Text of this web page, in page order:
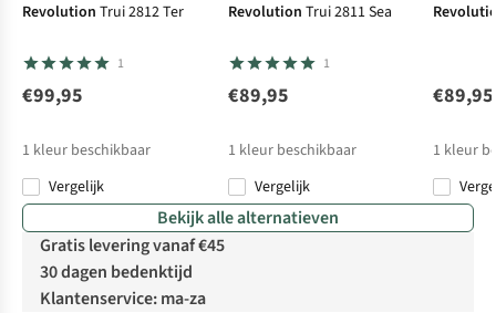
Revolution Trui 2812 Ter
1
€99,95
1 kleur beschikbaar
Vergelijk
Revolution Trui 2811 Sea
1
€89,95
1 kleur beschikbaar
Vergelijk
€89,95
1 kleur
Bekijk alle alternatieven
Gratis levering vanaf €45
30 dagen bedenktijd
Klantenservice: ma-za